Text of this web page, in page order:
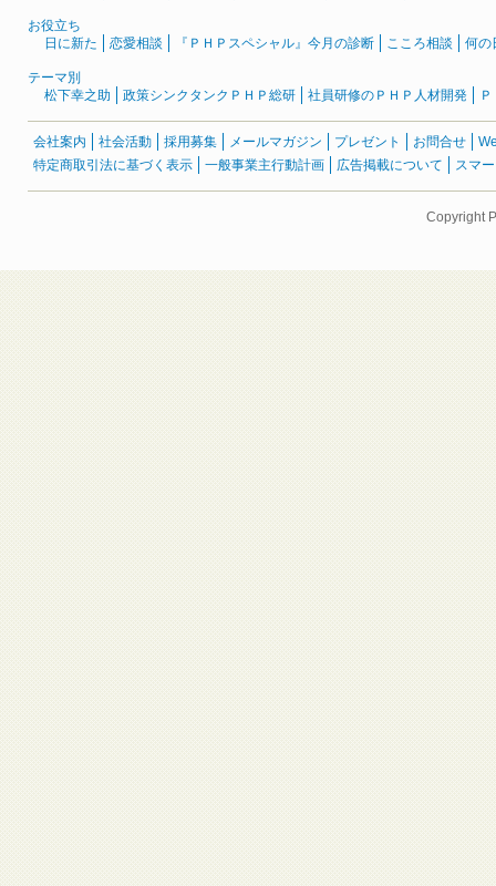
お役立ち
日に新た
恋愛相談 『ＰＨＰスペシャル』今月の診断 こころ相談 何の
テーマ別
松下幸之助
政策シンクタンクＰＨＰ総研 社員研修のＰＨＰ人材開発
会社案内 社会活動 採用募集 メールマガジン プレゼント お問合せ
特定商取引法に基づく表示
一般事業主行動計画 広告掲載について スマ
Copyright